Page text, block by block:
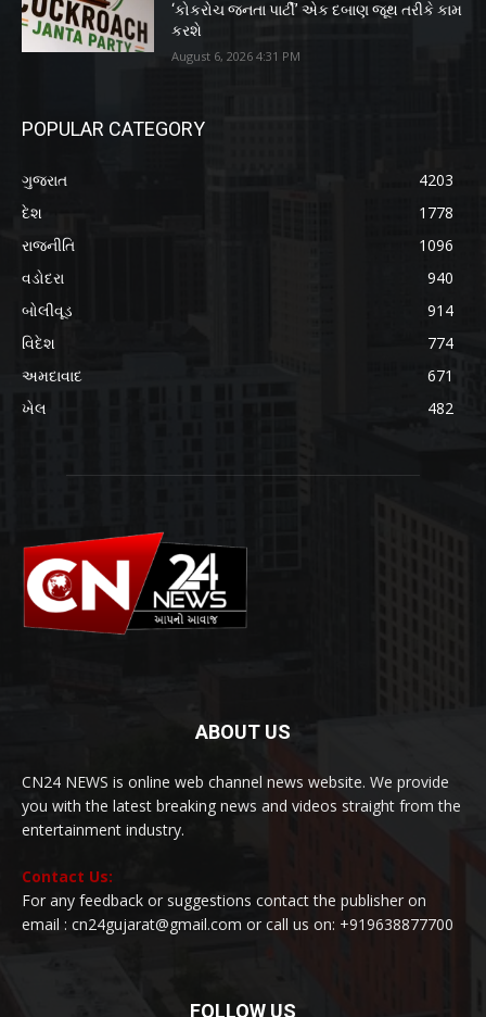
‘કોકરોચ જનતા પાર્ટી’ એક દબાણ જૂથ તરીકે કામ
કરશે
August 6, 2026 4:31 PM
POPULAR CATEGORY
ગુજરાત
4203
દેશ
1778
રાજનીતિ
1096
વડોદરા
940
બોલીવૂડ
914
વિદેશ
774
અમદાવાદ
671
ખેલ
482
ABOUT US
CN24 NEWS is online web channel news website. We provide
you with the latest breaking news and videos straight from the
entertainment industry.
Contact Us:
For any feedback or suggestions contact the publisher on
email : cn24gujarat@gmail.com or call us on: +919638877700
FOLLOW US